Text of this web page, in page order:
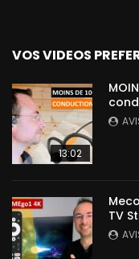
VOS VIDEOS
13:02
TV